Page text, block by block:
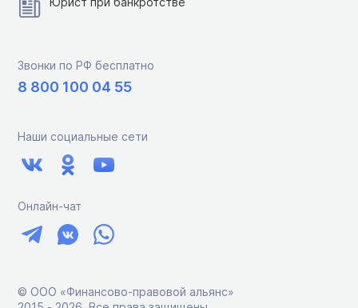
Звонки по РФ бесплатно
8 800 100 04 55
Наши социальные сети
Онлайн-чат
© ООО «Финансово-правовой альянс»